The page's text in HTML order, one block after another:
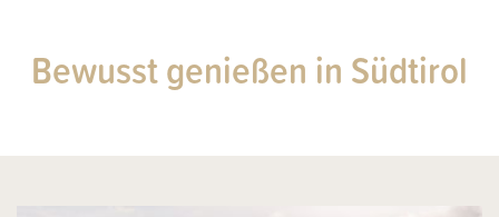
Bewusst genießen in Südtirol